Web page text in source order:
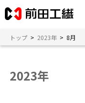
トップ > 2023年> 8月
2023年